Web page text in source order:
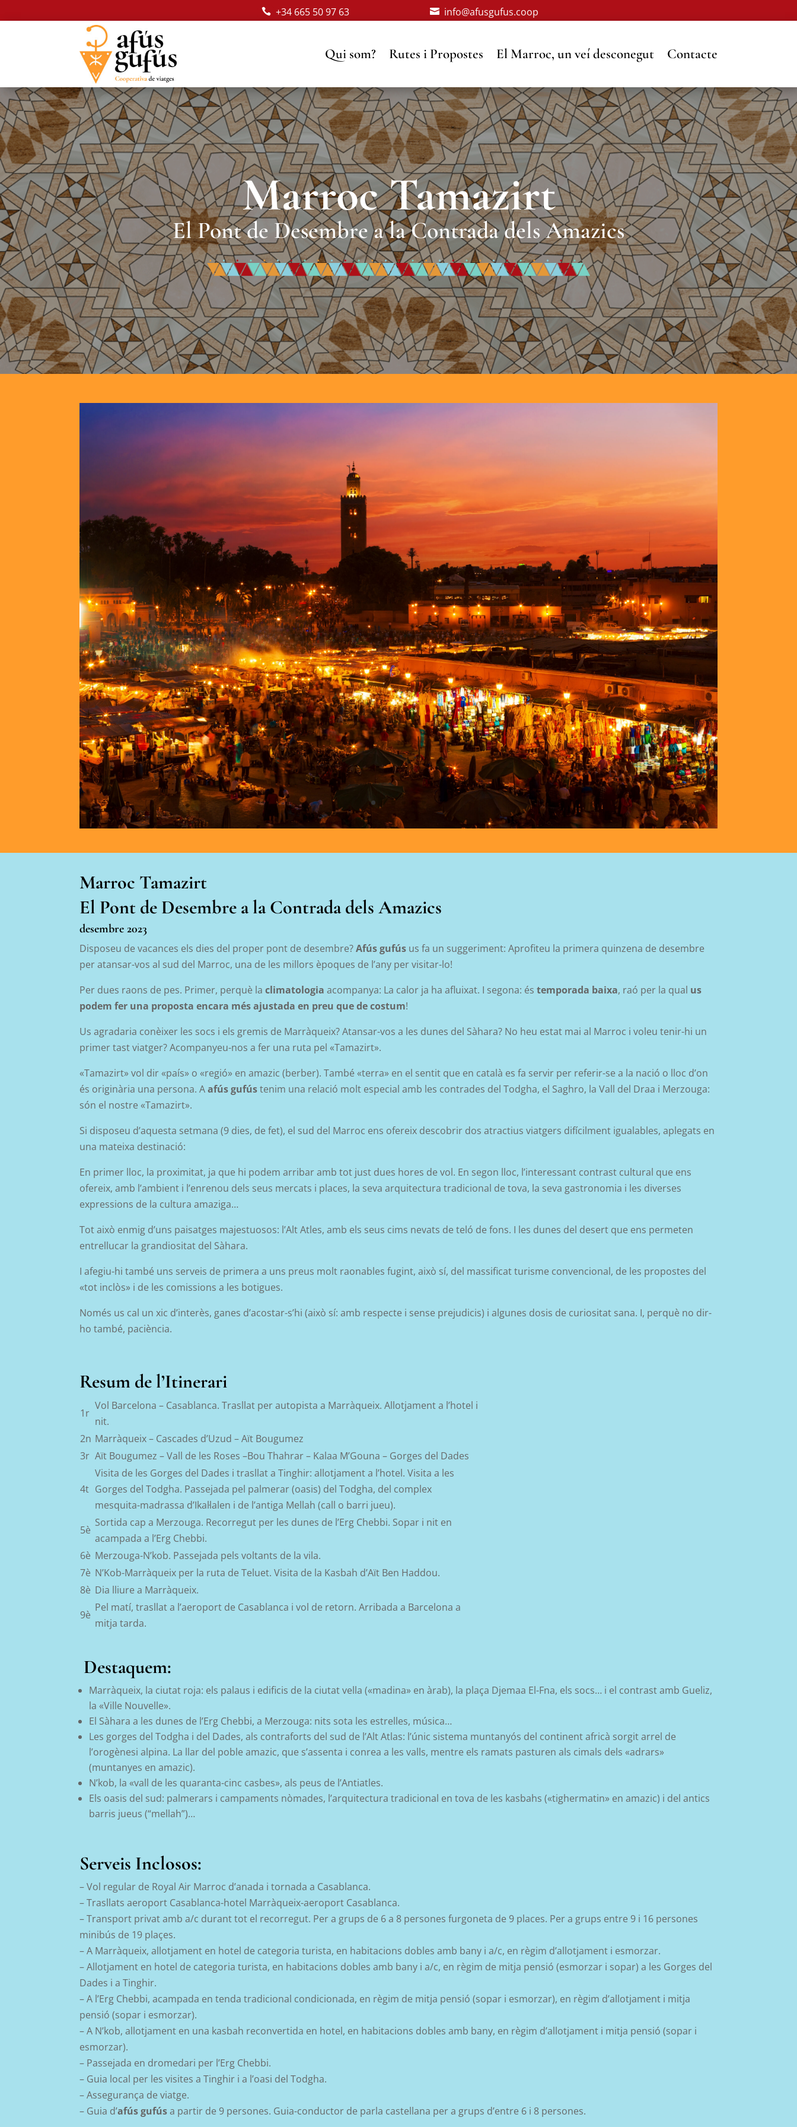
 +34 665 50 97 63  info@afusgufus.coop
Qui som? Rutes i Propostes El Marroc, un veí desconegut Contacte
Marroc Tamazirt
El Pont de Desembre a la Contrada dels Amazics
Marroc Tamazirt
El Pont de Desembre a la Contrada dels Amazics
desembre 2023
Disposeu de vacances els dies del proper pont de desembre?Afús gufús us fa un suggeriment: Aprofiteu la primera quinzena de desembre
per atansar-vos al sud del Marroc, una de les millors èpoques de l’any per visitar-lo!
Per dues raons de pes. Primer, perquè laclimatologia acompanya: La calor ja ha afluixat. I segona: éstemporada baixa, raó per la qual us
podem fer una proposta encara més ajustada en preu que de costum!
Us agradaria conèixer les socs i els gremis de Marràqueix? Atansar-vos a les dunes del Sàhara? No heu estat mai al Marroc i voleu tenir-hi un
primer tast viatger? Acompanyeu-nos a fer una ruta pel «Tamazirt».
«Tamazirt» vol dir «país» o «regió» en amazic (berber). També «terra» en el sentit que en català es fa servir per referir-se a la nació o lloc d’on
és originària una persona. Aafús gufústenim una relació molt especial amb les contrades del Todgha, el Saghro, la Vall del Draa i Merzouga:
són el nostre «Tamazirt».
Si disposeu d’aquesta setmana (9 dies, de fet), el sud del Marroc ens ofereix descobrir dos atractius viatgers difícilment igualables, aplegats en
una mateixa destinació:
En primer lloc, la proximitat, ja que hi podem arribar amb tot just dues hores de vol. En segon lloc, l’interessant contrast cultural que ens
ofereix, amb l’ambient i l’enrenou dels seus mercats i places, la seva arquitectura tradicional de tova, la seva gastronomia i les diverses
expressions de la cultura amaziga…
Tot això enmig d’uns paisatges majestuosos: l’Alt Atles, amb els seus cims nevats de teló de fons. I les dunes del desert que ens permeten
entrellucar la grandiositat del Sàhara.
I afegiu-hi també uns serveis de primera a uns preus molt raonables fugint, això sí, del massificat turisme convencional, de les propostes del
«tot inclòs» i de les comissions a les botigues.
Només us cal un xic d’interès, ganes d’acostar-s’hi (això sí: amb respecte i sense prejudicis) i algunes dosis de curiositat sana. I, perquè no dir-
ho també, paciència.
Resum de l’Itinerari
1r
Vol Barcelona – Casablanca. Trasllat per autopista a Marràqueix. Allotjament a l’hotel i
nit.
2n Marràqueix – Cascades d’Uzud – Aït Bougumez
3r Aït Bougumez – Vall de les Roses –Bou Thahrar – Kalaa M’Gouna – Gorges del Dades
4t
Visita de les Gorges del Dades i trasllat aTinghir: allotjament a l’hotel. Visita a les
Gorges delTodgha. Passejada pel palmerar (oasis) delTodgha, del complex
mesquita-madrassa d’Ikal·lalen i de l’antiga Mellah (call o barri jueu).
5è
Sortida cap a Merzouga. Recorregut per les dunes de l’Erg Chebbi. Sopar i nit en
acampada a l’Erg Chebbi.
6è Merzouga-N’kob. Passejada pels voltants de la vila.
7è N’Kob-Marràqueix per la ruta de Teluet. Visita de la Kasbah d’Aït Ben Haddou.
8è Dia lliure a Marràqueix.
9è
Pel matí,trasllat a l’aeroport de Casablanca i vol de retorn. Arribada a Barcelona a
mitja tarda.
Destaquem:
Marràqueix, la ciutat roja: els palaus i edificis de la ciutat vella («madina» en àrab), la plaça Djemaa El-Fna, els socs… i el contrast amb Gueliz,
la «Ville Nouvelle».
El Sàhara a les dunes de l’Erg Chebbi, a Merzouga: nits sota les estrelles, música…
Les gorges del Todgha i del Dades, als contraforts del sud de l’Alt Atlas: l’únic sistema muntanyós del continent africà sorgit arrel de
l’orogènesi alpina. La llar del poble amazic, que s’assenta i conrea a les valls, mentre els ramats pasturen als cimals dels «adrars»
(muntanyes en amazic).
N’kob, la «vall de les quaranta-cinc casbes», als peus de l’Antiatles.
Els oasis del sud: palmerars i campaments nòmades, l’arquitectura tradicional en tova de les kasbahs («tighermatin» en amazic) i delantics
barris jueus (“mellah”)…
Serveis Inclosos:
– Vol regular de Royal Air Marroc d’anada i tornada a Casablanca.
– Trasllats aeroport Casablanca-hotel Marràqueix-aeroport Casablanca.
– Transport privat amb a/c durant tot el recorregut. Per a grups de 6 a 8 persones furgoneta de 9 places. Per a grups entre 9 i 16 persones
minibús de 19 plaçes.
– A Marràqueix, allotjament en hotel de categoria turista, en habitacions dobles amb bany i a/c, en règim d’allotjament i esmorzar.
– Allotjament en hotel de categoria turista, en habitacions dobles amb bany i a/c, en règim de mitja pensió (esmorzar i sopar) a les Gorges del
Dades i a Tinghir.
– A l’Erg Chebbi, acampada en tenda tradicional condicionada, en règim de mitja pensió (sopar i esmorzar), en règim d’allotjament i mitja
pensió (sopar i esmorzar).
–A N’kob,allotjament en una kasbah reconvertida en hotel, en habitacions dobles amb bany, en règim d’allotjament i mitja pensió (sopar i
esmorzar).
– Passejada en dromedari per l’Erg Chebbi.
– Guia local per les visites a Tinghir i a l’oasi del Todgha.
– Assegurança de viatge.
– Guia d’afús gufúsa partir de 9 persones. Guia-conductor de parla castellana per a grups d’entre 6 i 8 persones.